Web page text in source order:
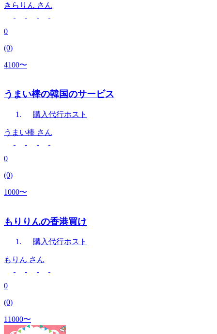
きらりん さん
0
(0)
4100〜
うまい棒の韓国のサービス
購入代行ホスト
うまい棒 さん
0
(0)
1000〜
もりりんの香港買け
購入代行ホスト
もりん さん
0
(0)
11000〜